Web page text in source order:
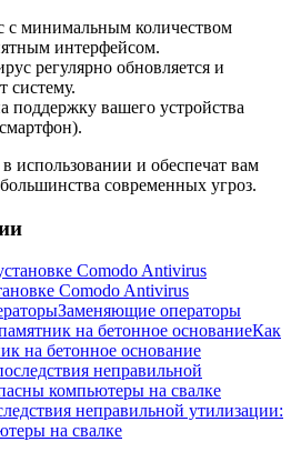
минимальным количеством
интерфейсом.
регулярно обновляется и
систему.
вашего устройства
использовании и обеспечат вам
современных угроз.
Comodo Antivirus
Заменяющие операторы
Как
на бетонное основание
неправильной утилизации:
на свалке